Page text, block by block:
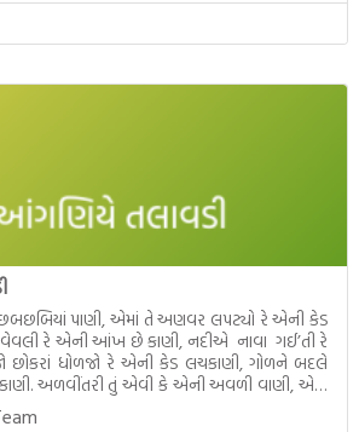
પાણી, એમાં તે અણવર લપટ્યો રે એની કેડ
વેવલી રે એની આંખ છે કાણી, નદીએ નાવા ગઈ’તી રે
છોકરાં ધોળજો રે એની કેડ લચકાણી, ગોળને બદલે
અળવીંતરી તું એવી કે એની અવળી વાણી, એણે